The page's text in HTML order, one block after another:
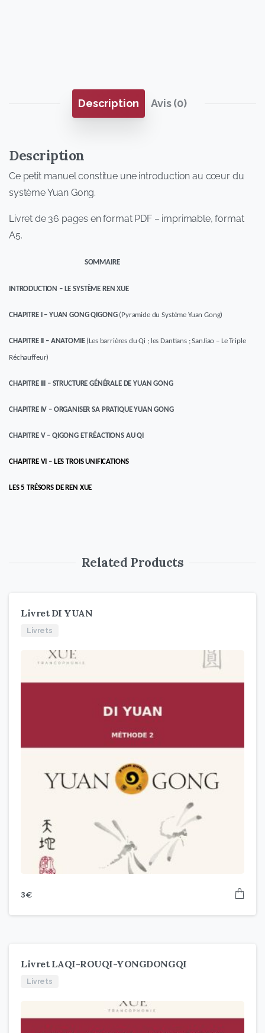
Description Avis (0)
Description
Ce petit manuel constitue une introduction au cœur du
système Yuan Gong.
Livret de 36 pages en format PDF – imprimable, format
A5.
SOMMAIRE
INTRODUCTION –LE SYSTÈME REN XUE
CHAPITRE I – YUAN GONG QIGONG (Pyramide du Système Yuan Gong)
CHAPITRE II – ANATOMIE (Les barrières du Qi ; les Dantians ; SanJiao – LeTriple
Réchauffeur)
CHAPITRE – STRUCTURE GÉNÉRALE DE YUAN GONG
CHAPITRE IV – ORGANISER SA PRATIQUE YUAN GONG
CHAPITRE V – QIGONG ET RÉACTIONS AUQI
CHAPITRE VI – LES TROIS UNIFICATIONS
LES5 TRÉSORS DE REN XUE
Related Products
Livret DI YUAN
Livrets
3€
Livret LAQI-ROUQI-YONGDONGQI
Livrets